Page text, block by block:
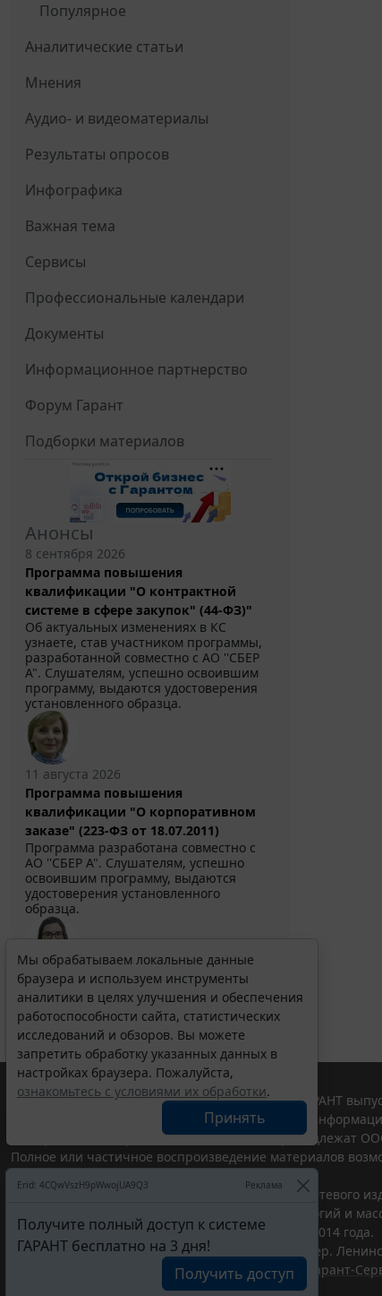
Популярное
Аналитические статьи
Мнения
Аудио- и видеоматериалы
Результаты опросов
Инфографика
Важная тема
Сервисы
Профессиональные календари
Документы
Информационное партнерство
Форум Гарант
Подборки материалов
Анонсы
8 сентября 2026
Программа повышения
квалификации "О контрактной
системе в сфере закупок" (44-ФЗ)"
Об актуальных изменениях в КС
узнаете, став участником программы,
разработанной совместно с АО ''СБЕР
А". Слушателям, успешно освоившим
программу, выдаются удостоверения
установленного образца.
11 августа 2026
Программа повышения
квалификации "О корпоративном
заказе" (223-ФЗ от 18.07.2011)
Программа разработана совместно с
АО ''СБЕР А". Слушателям, успешно
освоившим программу, выдаются
удостоверения установленного
образца.
Выберите тему программы повышения квалификации
для юристов ...
Мы обрабатываем локальные данные
браузера и используем инструменты
аналитики в целях улучшения и обеспечения
работоспособности сайта, статистических
исследований и обзоров. Вы можете
запретить обработку указанных данных в
настройках браузера. Пожалуйста,
ознакомьтесь с условиями их обработки.
Принять
Erid: 4CQwVszH9pWwojUA9Q3 Реклама
Получите полный доступ к системе
ГАРАНТ бесплатно на 3 дня!
Получить доступ
© ООО "НПП "ГАРАНТ-СЕРВИС", 2026. Система ГАРАНТ
участниками Российской ассоциации правовой
Все права на материалы сайта ГАРАНТ.РУ принадлежат
Полное или частичное воспроизведение материалов
Портал ГАРАНТ.РУ зарегистрирован в качестве сетевого
надзору в сфере связи,информационных технологий и
(Роскомнадзором), Эл № ФС77-58365 от 18 июня 2014 года.
ООО "НПП "ГАРАНТ-СЕРВИС", 119234, г. Москва, тер.
Разработчик ЭПС Система ГАРАНТ – ООО "НПП "
Гарант-